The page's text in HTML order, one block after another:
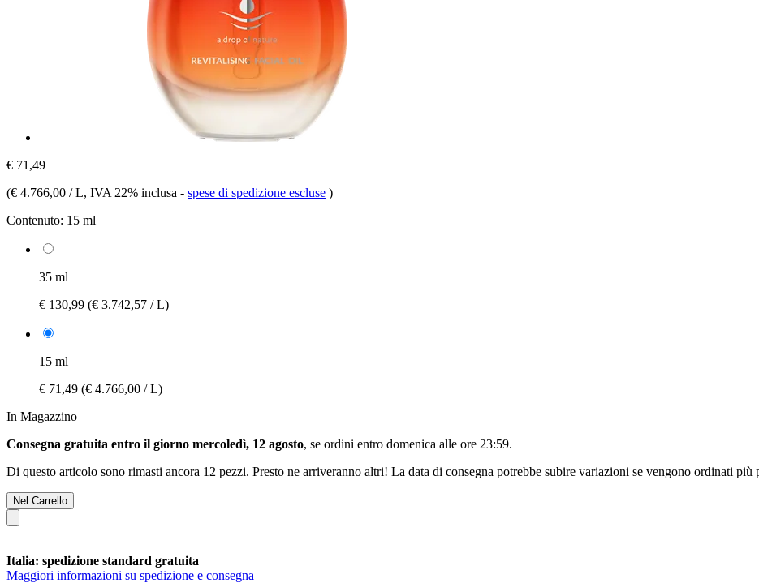
€ 71,49
(€ 4.766,00 / L, IVA 22% inclusa - spese di spedizione escluse )
Contenuto: 15 ml
35 ml
€ 130,99 (€ 3.742,57 / L)
15 ml
€ 71,49 (€ 4.766,00 / L)
In Magazzino
Consegna gratuita entro il giorno mercoledì, 12 agosto, se ordini entro domenica alle ore 23:59.
Di questo articolo sono rimasti ancora 12 pezzi. Presto ne arriveranno altri! La data di consegna potrebbe subire variazioni se vengono ordinati più
Nel Carrello
Italia: spedizione standard gratuita
Maggiori informazioni su spedizione e consegna